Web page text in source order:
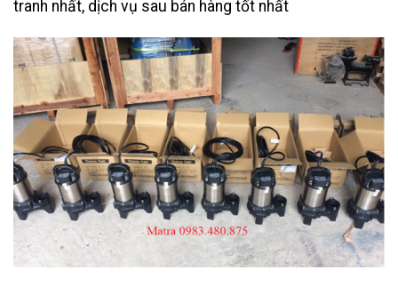
tranh nhất, dịch vụ sau bán hàng tốt nhất